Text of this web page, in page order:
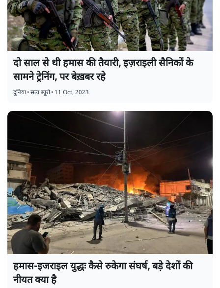
दो साल से थी हमास की तैयारी, इज़राइली सैनिकों के
सामने ट्रेनिंग, पर बेख़बर रहे
दुनिया•सत्य ब्यूरो• 11 Oct, 2023
हमास-इजराइल युद्धः कैसे रुकेगा संघर्ष, बड़े देशों की
नीयत क्या है